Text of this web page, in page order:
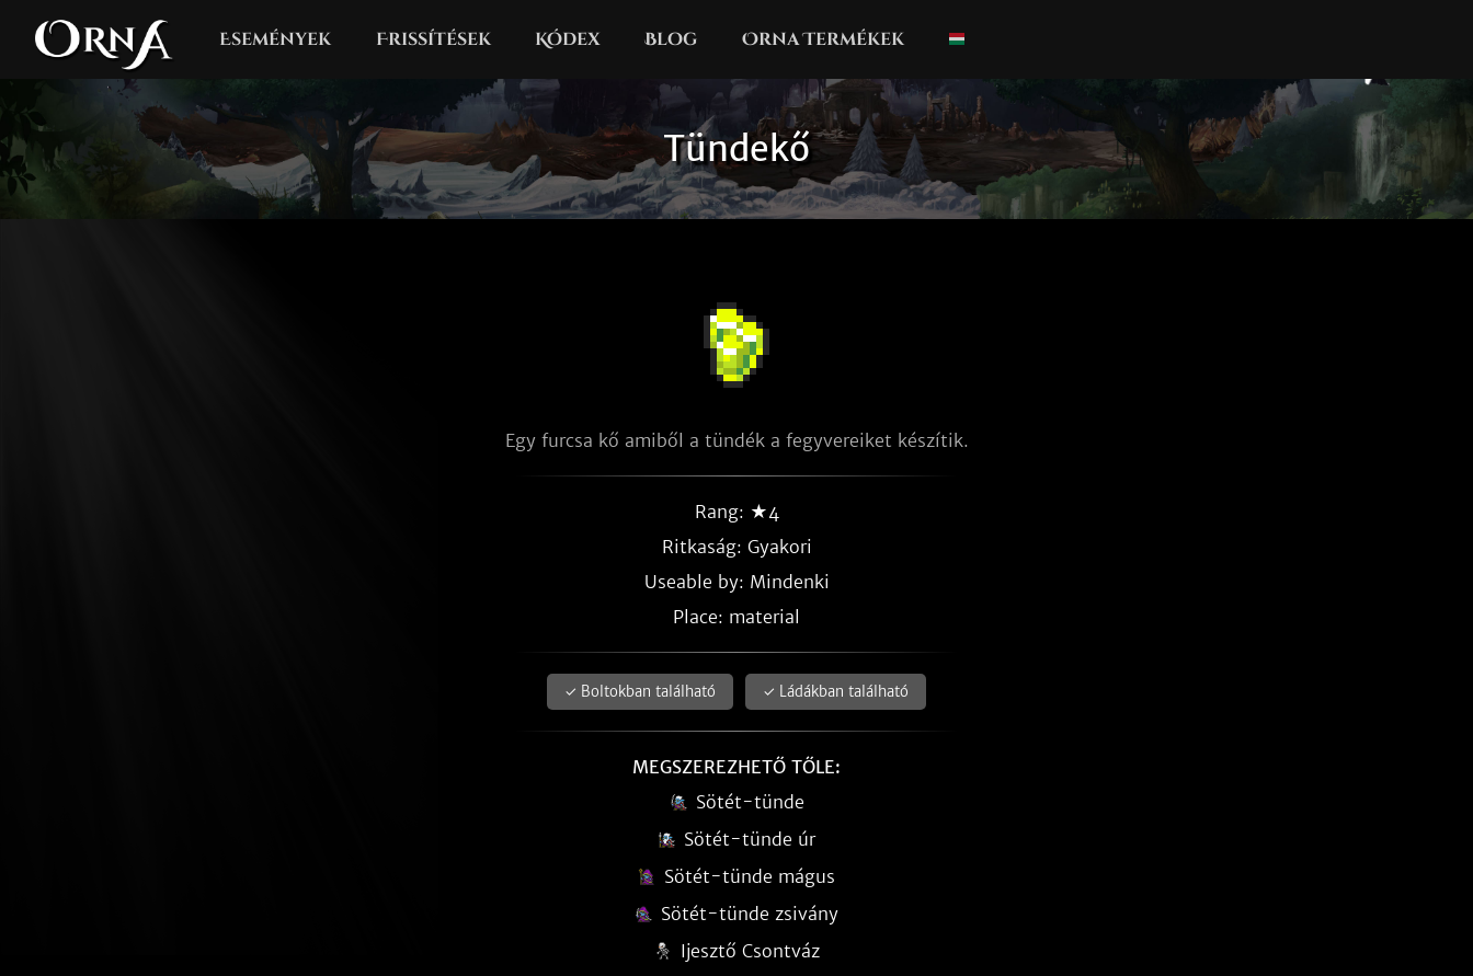
Események Frissítések Kódex Blog Orna Termékek
Tündekő
Egy furcsa kő amiből a tündék a fegyvereiket készítik.
Rang: ★4
Ritkaság: Gyakori
Useable by: Mindenki
Place: material
✓ Boltokban található ✓ Ládákban található
MEGSZEREZHETŐ TŐLE:
Sötét-tünde
Sötét-tünde úr
Sötét-tünde mágus
Sötét-tünde zsivány
Ijesztő Csontváz